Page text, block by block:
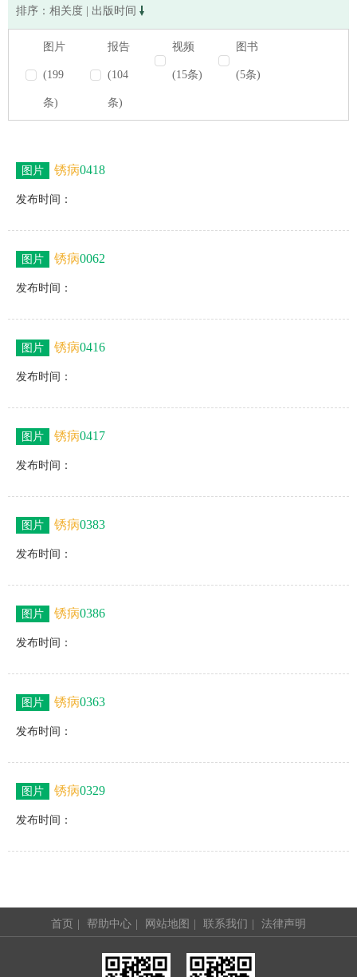
排序： 相关度 出版时间
图片
(199
条)
报告
(104
条)
视频
(15条)
图书
(5条)
图片 锈病0418
发布时间：
图片 锈病0062
发布时间：
图片 锈病0416
发布时间：
图片 锈病0417
发布时间：
图片 锈病0383
发布时间：
图片 锈病0386
发布时间：
图片 锈病0363
发布时间：
图片 锈病0329
发布时间：
首页 帮助中心 网站地图 联系我们 法律声明